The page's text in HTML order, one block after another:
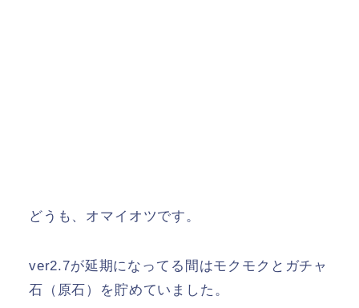
どうも、オマイオツです。
ver2.7が延期になってる間はモクモクとガチャ
石（原石）を貯めていました。